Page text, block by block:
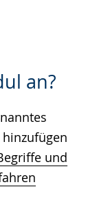
an?
und